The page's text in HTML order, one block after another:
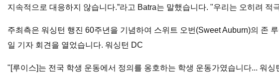
지속적으로 대응하지 않습니다.”라고 Batra는 말했습니다. "우리는 오히려
주최측은 워싱턴 행진 60주년을 기념하여 스위트 오번(Sweet Auburn)의 존
일 기자 회견을 열었습니다. 워싱턴 DC
"[루이스]는 전국 학생 운동에서 정의를 옹호하는 학생 운동가였습니다... 워